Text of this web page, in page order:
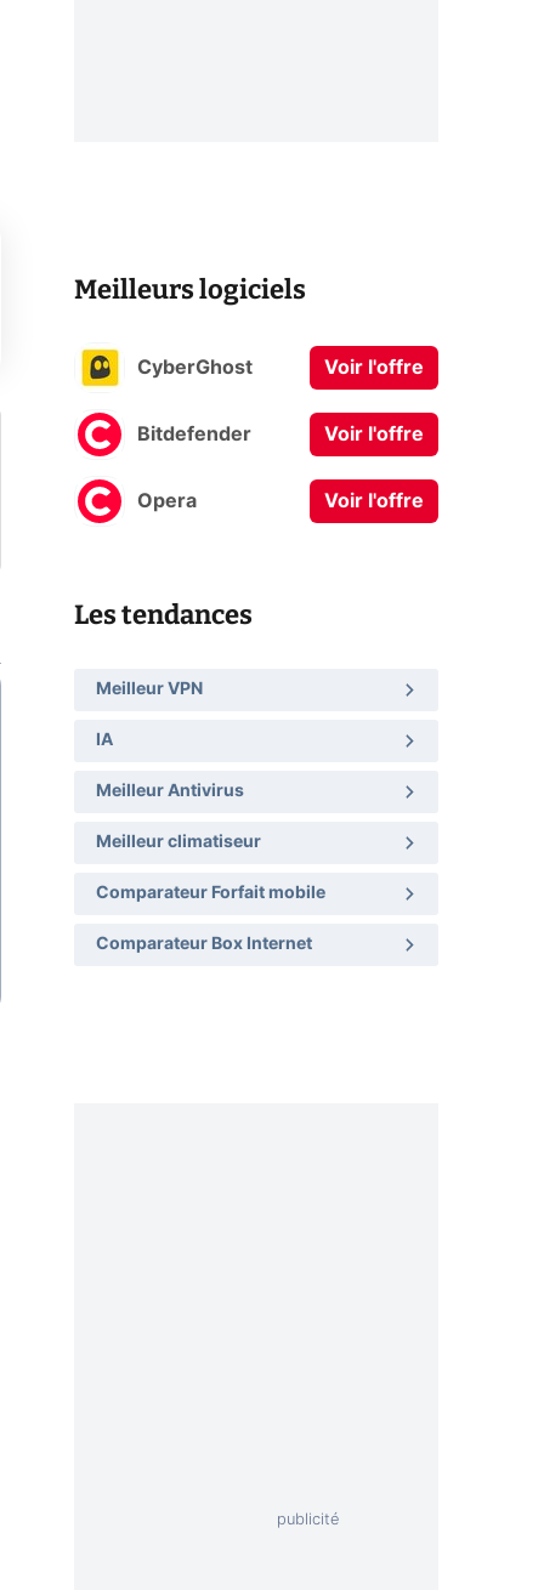
Meilleurs logiciels
CyberGhost Voir l'offre
Bitdefender Voir l'offre
Opera Voir l'offre
Les tendances
Meilleur VPN
IA
Meilleur Antivirus
Meilleur climatiseur
Comparateur Forfait mobile
Comparateur Box Internet